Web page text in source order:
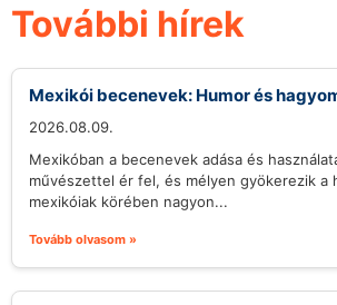
További hírek
Mexikói becenevek: Humor és
2026.08.09.
Mexikóban a becenevek adása és
művészettel ér fel, és mélyen gyökerezik a
mexikóiak körében nagyon...
Tovább olvasom »